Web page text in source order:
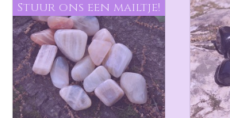
Stuur ons een mailtje!